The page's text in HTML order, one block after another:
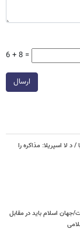
6 + 8 =
ارسال
د لا اسپریلا: مذاکره را
جهان اسلام باید در مقابل